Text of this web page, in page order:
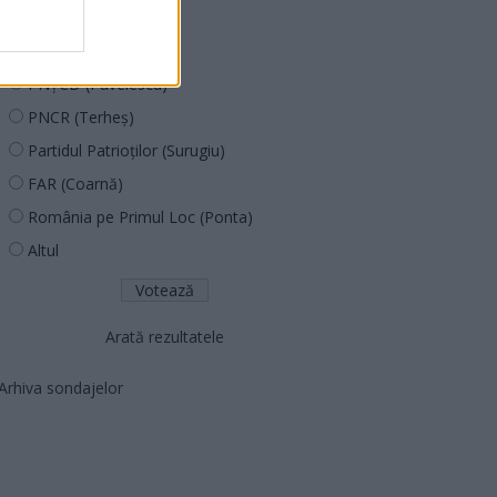
PUSL (D. Voiculescu)
PNȚCD (Pavelescu)
PNCR (Terheș)
Partidul Patrioților (Surugiu)
FAR (Coarnă)
România pe Primul Loc (Ponta)
Altul
Arată rezultatele
sondajelor